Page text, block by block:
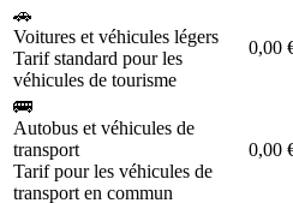
🚗
Voitures et véhicules légers
Tarif standard pour les
véhicules de tourisme
0,00
🚌
Autobus et véhicules de
transport
Tarif pour les véhicules de
transport en commun
0,00